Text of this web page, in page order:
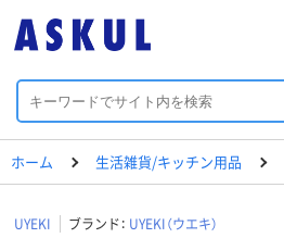
ホーム 生活雑貨/キッチン用品
UYEKI ブランド： UYEKI（ウエキ）